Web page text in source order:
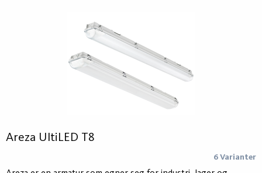
Areza UltiLED T8
6 Varianter